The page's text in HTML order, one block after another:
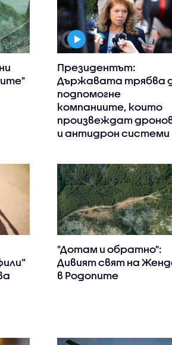
Президентът:
Държавата трябва
подпомогне
компаниите, които
произвеждат
и антидрон системи
"Дотам и обратно":
Дивият свят на
в Родопите